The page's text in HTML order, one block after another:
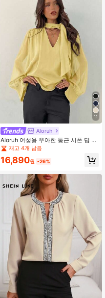
11
Aloruh
Aloruh 여성용 우아한 통근 시폰 딥 브
이넥 타이 긴팔 블라우스
재고 4개 남음
16,890원 -26%